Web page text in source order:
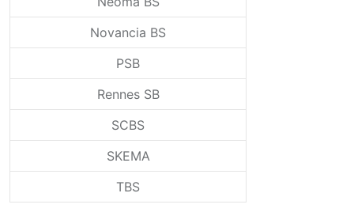
Novancia BS
PSB
Rennes SB
SCBS
SKEMA
TBS